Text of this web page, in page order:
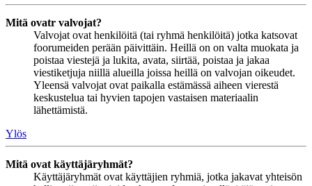
Mitä ovatr valvojat?
Valvojat ovat henkilöitä (tai ryhmä henkilöitä) jotka katsovat
foorumeiden perään päivittäin. Heillä on on valta muokata ja
poistaa viestejä ja lukita, avata, siirtää, poistaa ja jakaa
viestiketjuja niillä alueilla joissa heillä on valvojan oikeudet.
Yleensä valvojat ovat paikalla estämässä aiheen vierestä
keskustelua tai hyvien tapojen vastaisen materiaalin
lähettämistä.
Ylös
Mitä ovat käyttäjäryhmät?
Käyttäjäryhmät ovat käyttäjien ryhmiä, jotka jakavat yhteisön